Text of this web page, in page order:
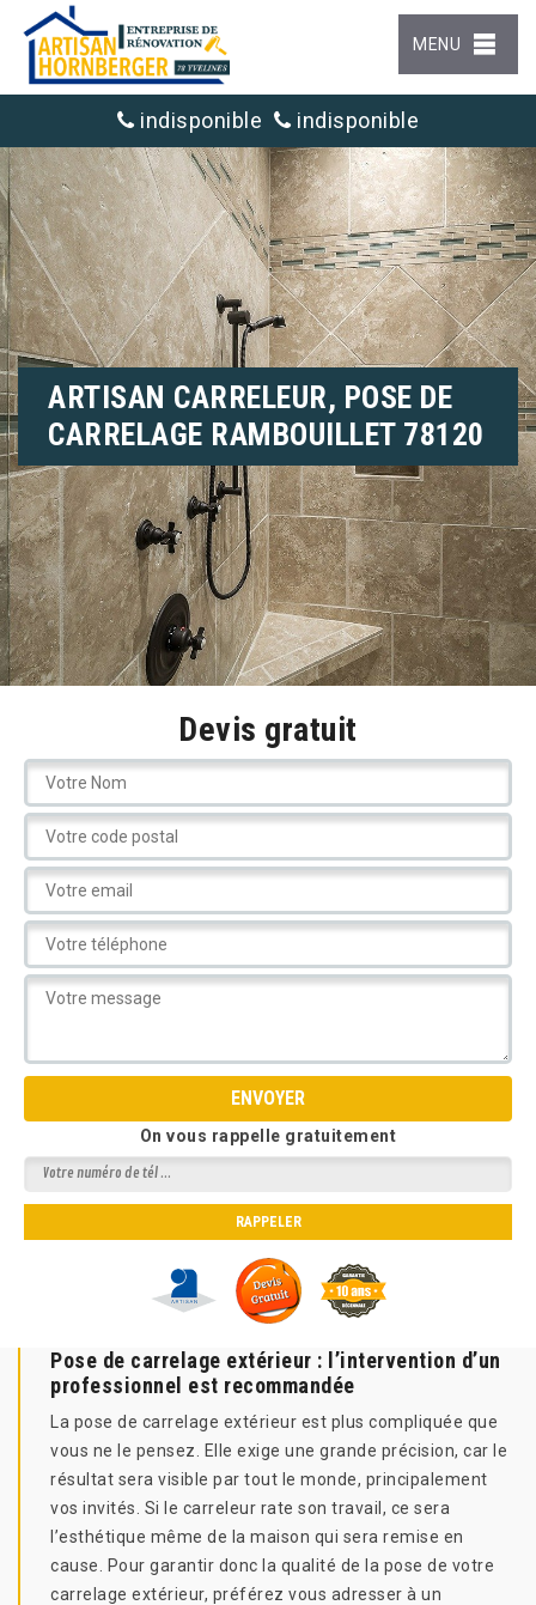
MENU
indisponible indisponible
ARTISAN CARRELEUR, POSE DE
CARRELAGE RAMBOUILLET 78120
Devis gratuit
On vous rappelle gratuitement
Pose de carrelage extérieur : l’intervention d’un
professionnel est recommandée
La pose de carrelage extérieur est plus compliquée que
vous ne le pensez. Elle exige une grande précision, car le
résultat sera visible par tout le monde, principalement
vos invités. Si le carreleur rate son travail, ce sera
l’esthétique même de la maison qui sera remise en
cause. Pour garantir donc la qualité de la pose de votre
carrelage extérieur, préférez vous adresser à un